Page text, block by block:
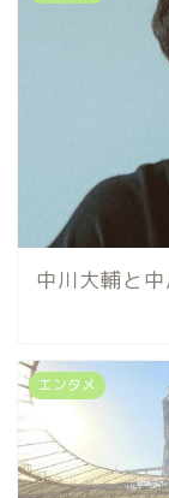
中川大輔と
エンタメ